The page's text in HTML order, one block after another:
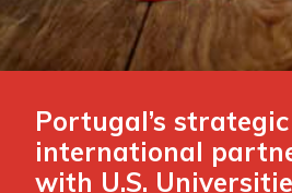
Portugal’s strategic
international
with U.S.